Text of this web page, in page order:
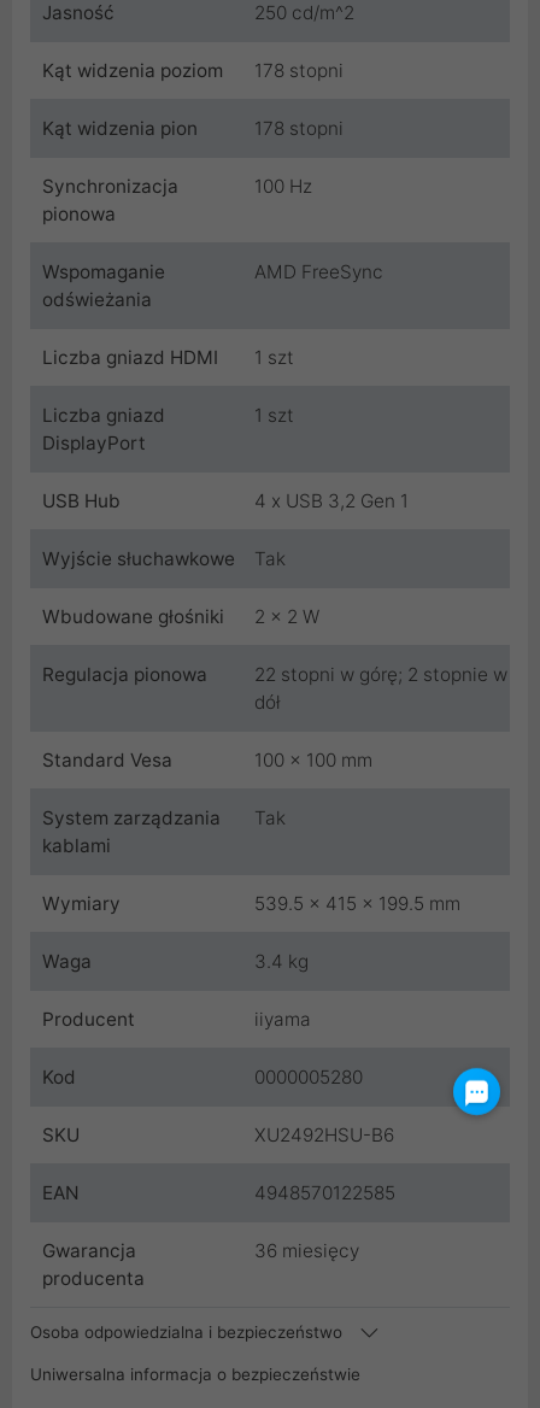
Jasność 250 cd/m^2
Kąt widzenia poziom 178 stopni
Kąt widzenia pion 178 stopni
Synchronizacja
pionowa
100 Hz
Wspomaganie
odświeżania
AMD FreeSync
Liczba gniazd HDMI 1 szt
Liczba gniazd
DisplayPort
1 szt
USB Hub 4 x USB 3,2 Gen 1
Wyjście słuchawkowe Tak
Wbudowane głośniki 2 x 2 W
Regulacja pionowa
22 stopni w górę; 2 stopnie w
dół
Standard Vesa 100 x 100 mm
System zarządzania
kablami
Tak
Wymiary 539.5 x 415 x 199.5 mm
Waga 3.4 kg
Producent iiyama
Kod 0000005280
SKU XU2492HSU-B6
EAN 4948570122585
Gwarancja
producenta
36 miesięcy
Osoba odpowiedzialna i bezpieczeństwo
Uniwersalna informacja o bezpieczeństwie